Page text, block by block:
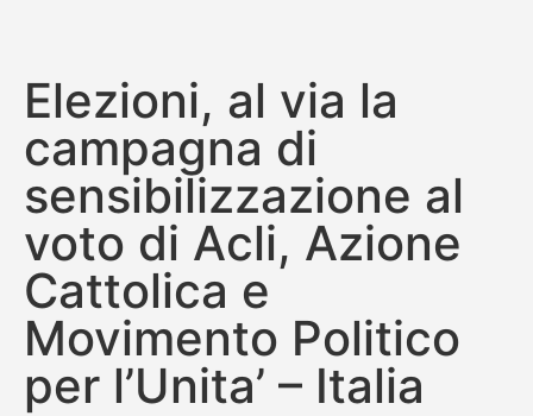
Elezioni, al via la
campagna di
sensibilizzazione al
voto di Acli, Azione
Cattolica e
Movimento Politico
per l’Unita’ – Italia